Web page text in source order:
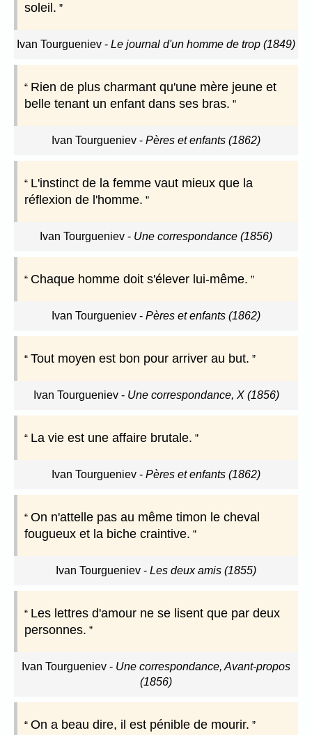
soleil.
Ivan Tourgueniev - Le journal d'un homme de trop (1849)
Rien de plus charmant qu'une mère jeune et
belle tenant un enfant dans ses bras.
Ivan Tourgueniev - Pères et enfants (1862)
L'instinct de la femme vaut mieux que la
réflexion de l'homme.
Ivan Tourgueniev - Une correspondance (1856)
Chaque homme doit s'élever lui-même.
Ivan Tourgueniev - Pères et enfants (1862)
Tout moyen est bon pour arriver au but.
Ivan Tourgueniev- Une correspondance, X (1856)
La vie est une affaire brutale.
Ivan Tourgueniev - Pères et enfants (1862)
On n'attelle pas au même timon le cheval
fougueux et la biche craintive.
Ivan Tourgueniev - Les deux amis (1855)
Les lettres d'amour ne se lisent que par deux
personnes.
Ivan Tourgueniev - Une correspondance, Avant-propos
(1856)
On a beau dire, il est pénible de mourir.